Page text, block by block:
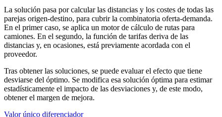
La solución pasa por calcular las distancias y los costes de todas las
parejas origen-destino, para cubrir la combinatoria oferta-demanda.
En el primer caso, se aplica un motor de cálculo de rutas para
camiones. En el segundo, la función de tarifas deriva de las
distancias y, en ocasiones, está previamente acordada con el
proveedor.
Tras obtener las soluciones, se puede evaluar el efecto que tiene
desviarse del óptimo. Se modifica esa solución óptima para estimar
estadísticamente el impacto de las desviaciones y, de este modo,
obtener el margen de mejora.
Valor único diferenciador